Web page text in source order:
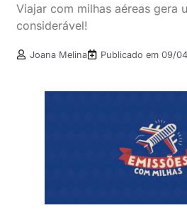
Viajar com milhas aéreas gera
considerável!
Joana Melina Publicado em09/